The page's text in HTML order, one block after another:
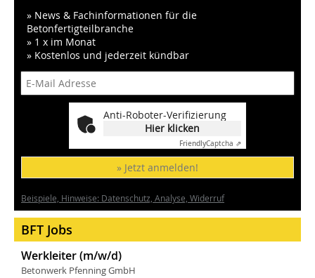
» News & Fachinformationen für die
Betonfertigteilbranche
» 1 x im Monat
» Kostenlos und jederzeit kündbar
Anti-Roboter-Verifizierung
Hier klicken
FriendlyCaptcha ⇗
» Jetzt anmelden!
Beispiele, Hinweise: Datenschutz, Analyse, Widerruf
BFT Jobs
Werkleiter (m/w/d)
Betonwerk Pfenning GmbH